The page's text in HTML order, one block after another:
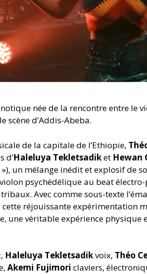
née de la rencontre entre le
scène d’Addis-Abeba.
de la capitale de l’Ethiopie,
d’Haleluya Tekletsadiket Hewan
un mélange inédit et explosif de
psychédélique au beat électro-
Avec comme sous-texte
cette réjouissante expérimentation
une véritable expérience
Haleluya Tekletsadikvoix, Théo
Akemi Fujimori claviers,